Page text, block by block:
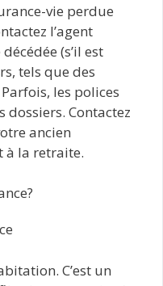
vie perdue
l’agent
(s’il est
tels que des
les polices
dossiers. Contactez
ancien
à la retraite.
C’est un